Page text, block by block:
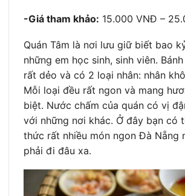
-Giá tham khảo: 15.000 VNĐ –
Quán Tâm là nơi lưu giữ biết bao
những em học sinh, sinh viên.
rất dẻo và có 2 loại nhân: nhân
Mỗi loại đều rất ngon và mang
biệt. Nước chấm của quán có vị
với những nơi khác. Ở đây bạn có
thức rất nhiều món ngon Đà Nẵng
phải đi đâu xa.